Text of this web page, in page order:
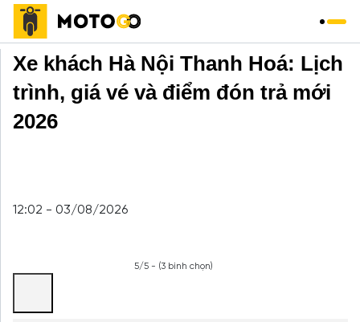
Trang chủ » Xe Khách»
Xe khách Hà Nội Thanh Hoá: Lịch
trình, giá vé và điểm đón trả mới
2026
12:02 - 03/08/2026
5/5 - (3 bình chọn)